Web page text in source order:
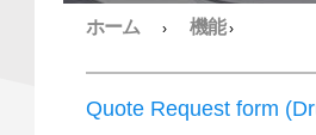
ホーム › 機能›
Quote Request form